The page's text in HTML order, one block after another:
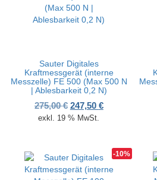
Sauter Digitales
Kraftmessgerät (interne
Messzelle) FE 500 (Max 500 N
| Ablesbarkeit 0,2 N)
275,00€ Ursprünglicher Preis
247,50 €Aktueller
exkl. 19 % MwSt.
-10%